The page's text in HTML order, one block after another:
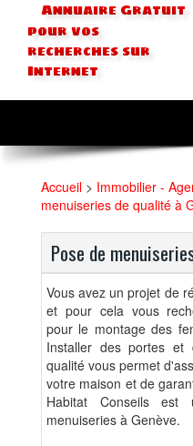
Annuaire Gratuit
pour vos
recherches sur
Internet
Accueil > Immobilier -
menuiseries de qualité à
Pose de
Vous avez un projet de
et pour cela vous
pour le montage des
Installer des portes et
qualité vous permet
votre maison et de
Habitat Conseils est
menuiseries à Genève.